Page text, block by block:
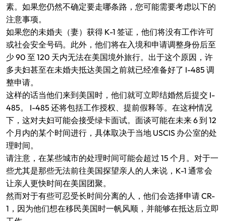
素。如果您仍然不确定要走哪条路，您可能需要考虑以下的
注意事项。
如果您的未婚夫（妻）获得 K-1 签证，他们将没有工作许可
或社会安全号码。此外，他们将在入境和申请调整身份后至
少 90 至 120 天内无法在美国境外旅行。出于这个原因，许
多夫妇甚至在未婚夫抵达美国之前就已经准备好了 I-485 调
整申请。
这样的话当他们来到美国时，他们就可立即结婚然后提交 I-
485。 I-485 还将包括工作授权、提前假释等。在这种情况
下，这对夫妇可能会接受绿卡面试。面谈可能在未来 6 到 12
个月内的某个时间进行，具体取决于当地 USCIS 办公室的处
理时间。
请注意，在某些城市的处理时间可能会超过 15 个月。对于一
些尤其是那些无法前往美国探望亲人的人来说，K-1 通常会
让亲人更快时间在美国团聚。
然而对于有些可忍受长时间分离的人，他们会选择申请 CR-
1，因为他们想在移民美国时一帆风顺，并能够在抵达后立即